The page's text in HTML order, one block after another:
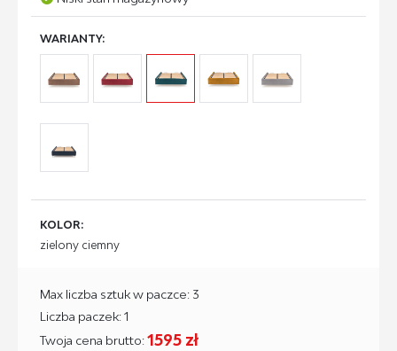
WARIANTY:
KOLOR:
zielony ciemny
Twoja cena brutto:1595 zł
Max liczba sztuk w paczce: 3
Liczba paczek: 1